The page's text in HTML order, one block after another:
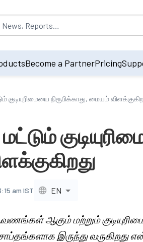
by default on accessing the
Become a PartnerPricing
நிரூபிக்காது, மையம்
am IST EN
ஆகும் மற்றும்
இருந்து வருகிறது